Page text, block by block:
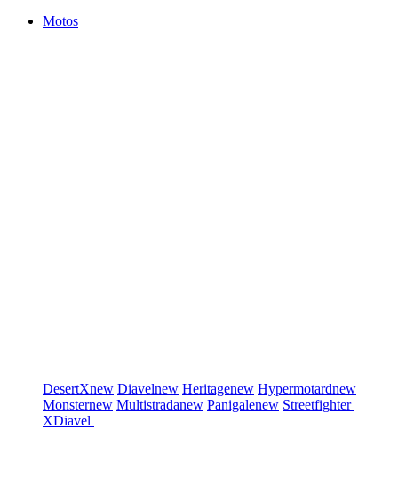
Motos
DesertXnew Diavelnew Heritagenew Hypermotardnew
Monsternew Multistradanew Panigalenew Streetfighter
XDiavel